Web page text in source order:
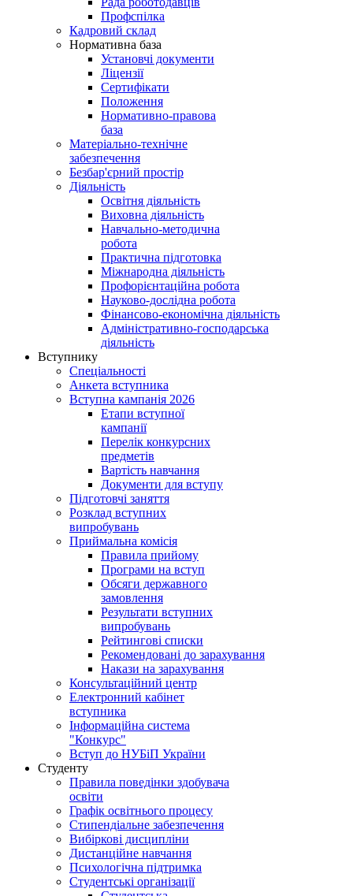
Профспілка
Кадровий склад
Нормативна база
Установчі документи
Ліцензії
Сертифікати
Положення
Нормативно-правова
база
Матеріально-технічне
забезпечення
Безбар'єрний простір
Діяльність
Освітня діяльність
Виховна діяльність
Навчально-методична
робота
Практична підготовка
Міжнародна діяльність
Профорієнтаційна робота
Науково-дослідна робота
Фінансово-економічна діяльність
Адміністративно-господарська
діяльність
Вступнику
Спеціальності
Анкета вступника
Вступна кампанія 2026
Етапи вступної
кампанії
Перелік конкурсних
предметів
Вартість навчання
Документи для вступу
Підготовчі заняття
Розклад вступних
випробувань
Приймальна комісія
Правила прийому
Програми на вступ
Обсяги державного
замовлення
Результати вступних
випробувань
Рейтингові списки
Рекомендовані до зарахування
Накази на зарахування
Консультаційний центр
Електронний кабінет
вступника
Інформаційна система
"Конкурс"
Вступ до НУБіП України
Студенту
Правила поведінки здобувача
освіти
Графік освітнього процесу
Стипендіальне забезпечення
Вибіркові дисципліни
Дистанційне навчання
Психологічна підтримка
Студентські організації